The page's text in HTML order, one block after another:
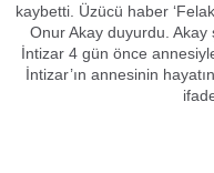
kaybetti. Üzücü haber
Onur Akay duyurdu. Akay
İntizar 4 gün önce
İntizar’ın annesinin